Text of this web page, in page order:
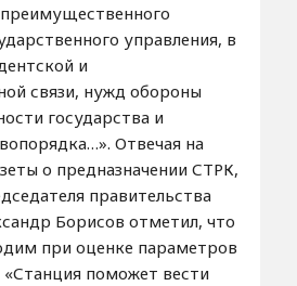
управления, в
и
связи, нужд обороны
государства и
Отвечая на
о предназначении СТРК,
правительства
Борисов отметил, что
при оценке параметров
«Станция поможет вести